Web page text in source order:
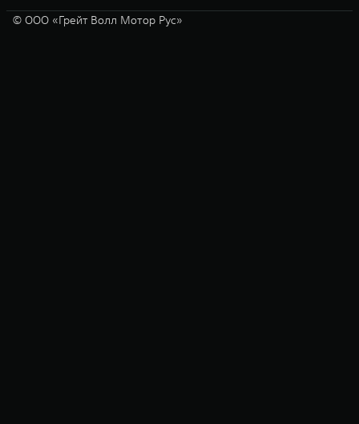
© ООО «Грейт Волл Мотор Рус»